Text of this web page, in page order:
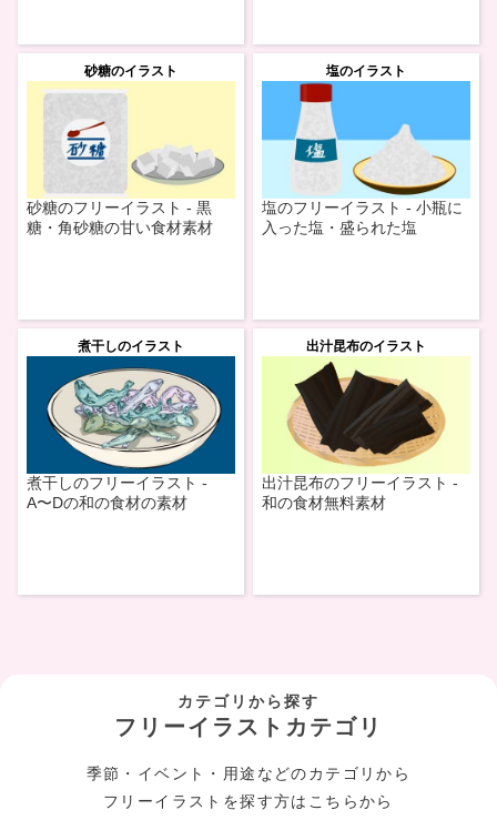
砂糖のイラスト
砂糖のフリーイラスト - 黒
糖・角砂糖の甘い食材素材
塩のイラスト
塩のフリーイラスト - 小瓶に
入った塩・盛られた塩
煮干しのイラスト
煮干しのフリーイラスト -
A〜Dの和の食材の素材
出汁昆布のイラスト
出汁昆布のフリーイラスト -
和の食材無料素材
カテゴリから探す
フリーイラストカテゴリ
季節・イベント・用途などのカテゴリから
フリーイラストを探す方はこちらから